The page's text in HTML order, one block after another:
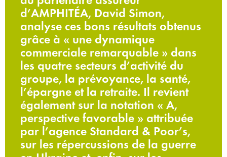
d’AMPHITÉA, David Simon,
analyse ces bons résultats obtenus
grâce à « une dynamique
commerciale remarquable » dans
les quatre secteurs d’activité du
groupe, la prévoyance, la santé,
l’épargne et la retraite. Il revient
également sur la notation « A,
perspective favorable » attribuée
par l’agence Standard & Poor’s,
sur les répercussions de la guerre